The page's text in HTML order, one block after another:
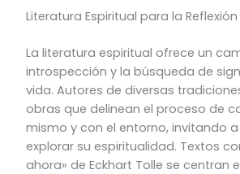
Literatura Espiritual para la Reflexión
La literatura espiritual ofrece un
introspección y la búsqueda de
vida. Autores de diversas
obras que delinean el proceso de
mismo y con el entorno, invitando
explorar su espiritualidad. Textos
ahora» de Eckhart Tolle se centran